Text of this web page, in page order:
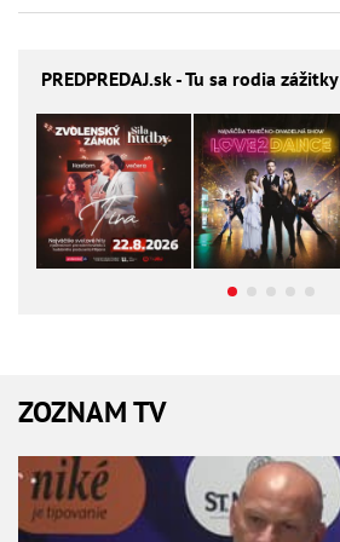
PREDPREDAJ.sk - Tu sa rodia zážitky
ZOZNAM TV